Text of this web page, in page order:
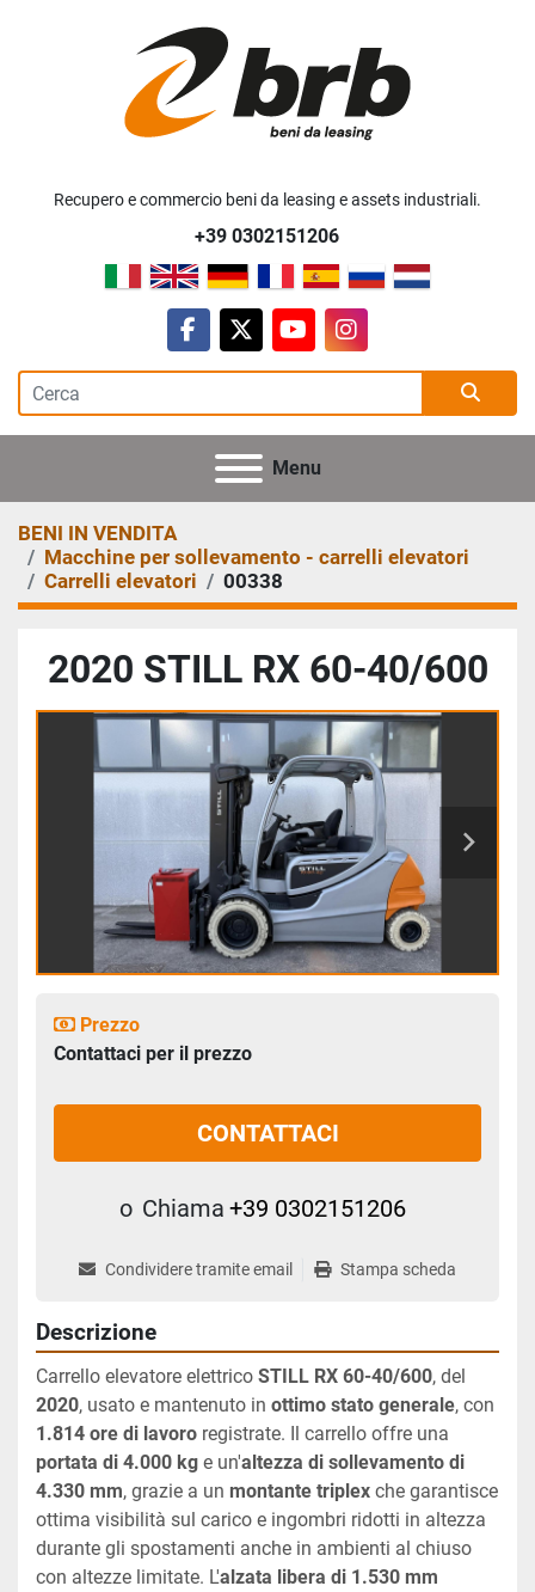
Recupero e commercio beni da leasing e assets industriali.
+39 0302151206
facebook
twitteryoutubeinstagram
Menu
BENI IN VENDITA
Macchine per sollevamento - carrelli elevatori
Carrelli elevatori
00338
2020 STILL RX 60-40/600
Prezzo
Contattaci per il prezzo
CONTATTACI
o Chiama +39 0302151206
Condividere tramite email Stampa scheda
Descrizione
Carrello elevatore elettrico STILL RX 60-40/600
2020, usato e mantenuto in ottimo stato generale
1.814 ore di lavoro
portata di 4.000 kg e un'altezza di sollevamento di
4.330 mm, grazie a un montante triplex che garantisce
ottima visibilità sul carico e ingombri ridotti in altezza
durante gli spostamenti anche in ambienti al chiuso
con altezze limitate. L'alzata libera di 1.530 mm